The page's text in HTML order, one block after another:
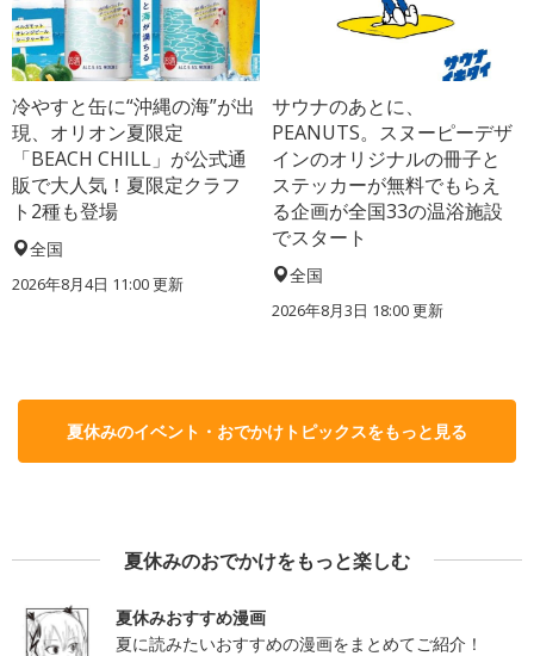
冷やすと缶に“沖縄の海”が出
現、オリオン夏限定
「BEACH CHILL」が公式通
販で大人気！夏限定クラフ
ト2種も登場
全国
2026年8月4日 11:00更新
サウナのあとに、
PEANUTS。スヌーピーデザ
インのオリジナルの冊子と
ステッカーが無料でもらえ
る企画が全国33の温浴施設
でスタート
全国
2026年8月3日 18:00更新
夏休みのイベント・おでかけトピックスをもっと見る
夏休みのおでかけをもっと楽しむ
夏休みおすすめ漫画
夏に読みたいおすすめの漫画をまとめてご紹介！